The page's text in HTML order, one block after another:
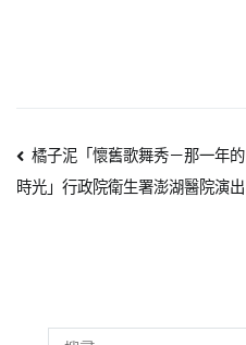
橘子泥「懷舊歌舞秀－那一年的
時光」行政院衛生署澎湖醫院演出